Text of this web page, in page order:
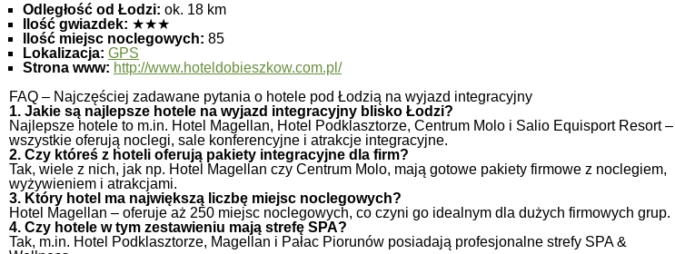
Odległość od Łodzi: ok. 18 km
Ilość gwiazdek: ★★★
Ilość miejsc noclegowych: 85
Lokalizacja: GPS
Strona www: http://www.hoteldobieszkow.com.pl/
FAQ – Najczęściej zadawane pytania o hotele pod Łodzią na wyjazd integracyjny
1. Jakie są najlepsze hotele na wyjazd integracyjny blisko Łodzi?
Najlepsze hotele to m.in. Hotel Magellan, Hotel Podklasztorze, Centrum Molo i Salio Equisport Resort –
wszystkie oferują noclegi, sale konferencyjne i atrakcje integracyjne.
2. Czy któreś z hoteli oferują pakiety integracyjne dla firm?
Tak, wiele z nich, jak np. Hotel Magellan czy Centrum Molo, mają gotowe pakiety firmowe z noclegiem,
wyżywieniem i atrakcjami.
3. Który hotel ma największą liczbę miejsc noclegowych?
Hotel Magellan – oferuje aż 250 miejsc noclegowych, co czyni go idealnym dla dużych firmowych grup.
4. Czy hotele w tym zestawieniu mają strefę SPA?
Tak, m.in. Hotel Podklasztorze, Magellan i Pałac Piorunów posiadają profesjonalne strefy SPA &